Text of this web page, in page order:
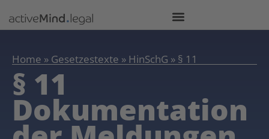
Home » Gesetzestexte » HinSchG » § 11
§ 11
Dokumentation